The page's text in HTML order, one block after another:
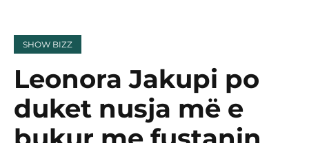
SHOW BIZZ
Leonora Jakupi po
duket nusja më e